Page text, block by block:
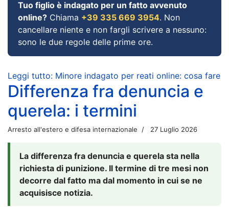
Tuo figlio è indagato per un fatto avvenuto
online? Chiama +39 335 669 3954. Non
cancellare niente e non fargli scrivere a nessuno:
sono le due regole delle prime ore.
Leggi tutto: Minore indagato per reati online: cosa fare
Differenza fra denuncia e
querela: i termini
Arresto all'estero e difesa internazionale 27 Luglio 2026
La differenza fra denuncia e querela sta nella
richiesta di punizione. Il termine di tre mesi non
decorre dal fatto ma dal momento in cui se ne
acquisisce notizia.